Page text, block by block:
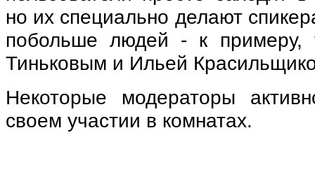
но их специально делают
побольше людей - к
Тиньковым и Ильей
Некоторые модераторы
своем участии в комнатах.